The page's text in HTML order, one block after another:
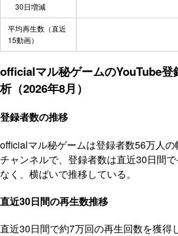
30日増減
平均再生数（直近
15動画）
officialマル秘ゲームのYouTube登
析（2026年8月）
登録者数の推移
officialマル秘ゲームは登録者数56万人
チャンネルで、登録者数は直近30日間
なく、横ばいで推移している。
直近30日間の再生数推移
直近30日間で約7万回の再生回数を獲得